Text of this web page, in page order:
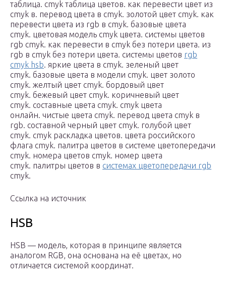
таблица. cmyk таблица цветов. как перевести цвет из
cmyk в. перевод цвета в cmyk. золотой цвет cmyk. как
перевести цвета из rgb в cmyk. базовые цвета
cmyk. цветовая модель cmyk цвета. системы цветов
rgb cmyk. как перевести в cmyk без потери цвета. из
rgb в cmyk без потери цвета. системы цветов rgb
cmyk hsb. яркие цвета в cmyk. зеленый цвет
cmyk. базовые цвета в модели cmyk. цвет золото
cmyk. желтый цвет cmyk. бордовый цвет
cmyk. бежевый цвет cmyk. коричневый цвет
cmyk. составные цвета cmyk. cmyk цвета
онлайн. чистые цвета cmyk. перевод цвета cmyk в
rgb. составной черный цвет cmyk. голубой цвет
cmyk. cmyk раскладка цветов. цвета российского
флага cmyk. палитра цветов в системе цветопередачи
cmyk. номера цветов cmyk. номер цвета
cmyk. палитры цветов в системах цветопередачи rgb
cmyk.
Ссылка на источник
HSB
HSB — модель, которая в принципе является
аналогом RGB, она основана на её цветах, но
отличается системой координат.